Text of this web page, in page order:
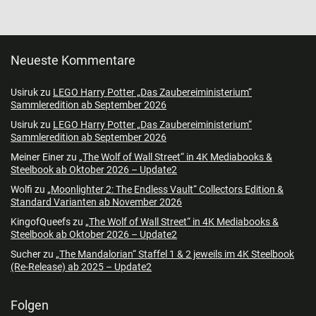
Neueste Kommentare
Usirukzu LEGO Harry Potter „Das Zaubereiministerium“
Sammleredition ab September 2026
Usirukzu LEGO Harry Potter „Das Zaubereiministerium“
Sammleredition ab September 2026
Meiner Einerzu „The Wolf of Wall Street“ in 4K Mediabooks &
Steelbook ab Oktober 2026 – Update2
Wolfi zu „Moonlighter 2: The Endless Vault“ Collectors Edition &
Standard Varianten ab November 2026
KingofQueefszu „The Wolf of Wall Street“ in 4K Mediabooks &
Steelbook ab Oktober 2026 – Update2
Sucherzu „The Mandalorian“ Staffel 1 & 2 jeweils im 4K Steelbook
(Re-Release) ab 2025 – Update2
Folgen